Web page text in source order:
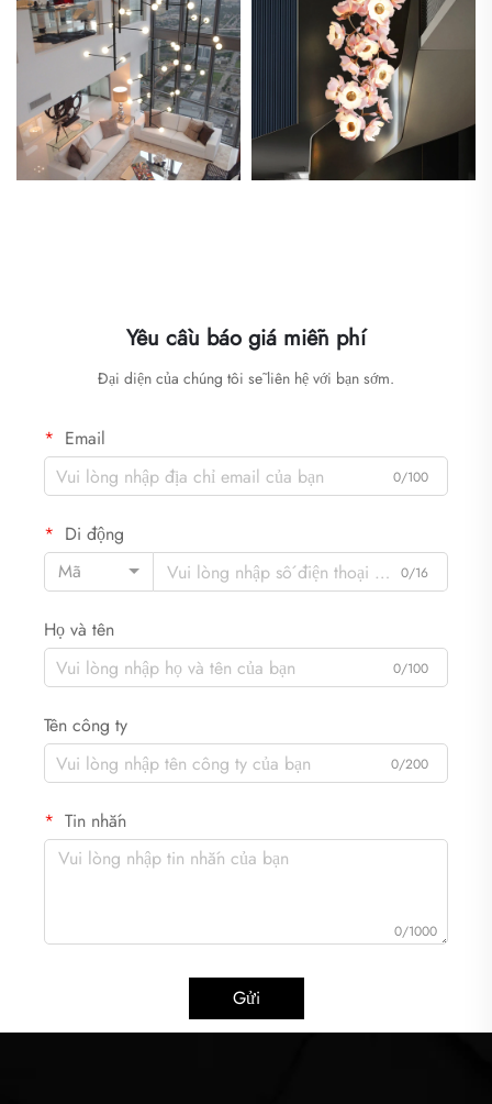
Yêu cầu báo giá miễn phí
Đại diện của chúng tôi sẽ liên hệ với bạn sớm.
Email
0/100
Di động
Mã
0/16
Họ và tên
0/100
Tên công ty
0/200
Tin nhắn
0/1000
Gửi